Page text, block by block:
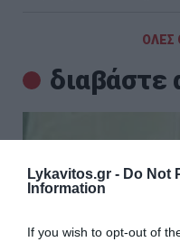
Lykavitos.gr - Do Not
Information
If you wish to opt-out of
ΟΛΕΣ
διαβάστε